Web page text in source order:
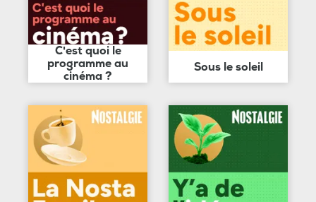
C'est quoi le
programme au
cinéma ?
Sous le soleil